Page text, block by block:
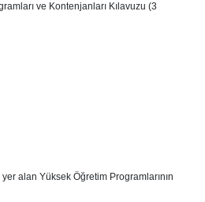
ve Kontenjanları Kılavuzu (3
alan Yüksek Öğretim Programlarının